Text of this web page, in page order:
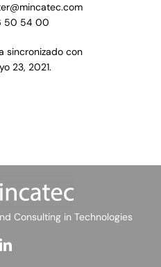
mincatec.com
50 54 00
sincronizado con
23, 2021.
Consulting in Technologies